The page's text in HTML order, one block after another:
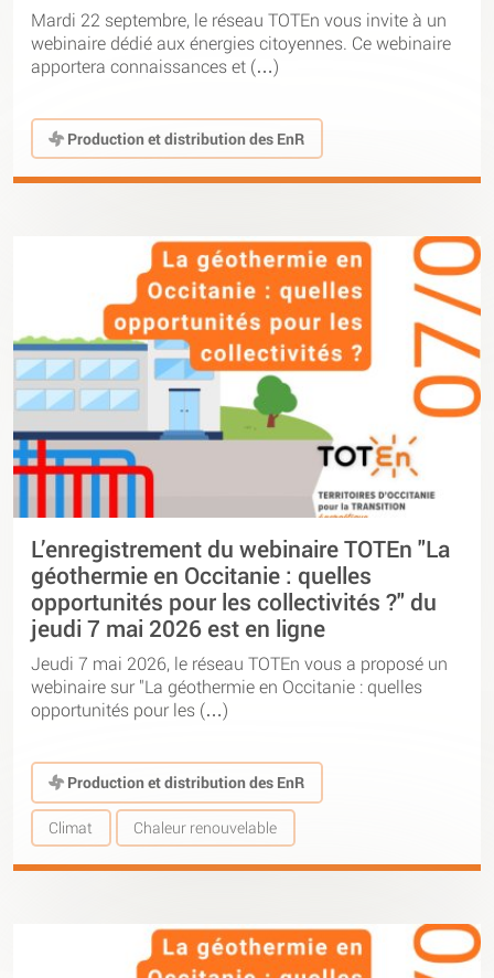
Mardi 22 septembre, le réseau TOTEn vous invite à un
webinaire dédié aux énergies citoyennes. Ce webinaire
apportera connaissances et (…)
Production et distribution des EnR
L’enregistrement du webinaire TOTEn "La
géothermie en Occitanie : quelles
opportunités pour les collectivités ?" du
jeudi 7 mai 2026 est en ligne
Jeudi 7 mai 2026, le réseau TOTEn vous a proposé un
webinaire sur "La géothermie en Occitanie : quelles
opportunités pour les (…)
Production et distribution des EnR
Climat Chaleur renouvelable